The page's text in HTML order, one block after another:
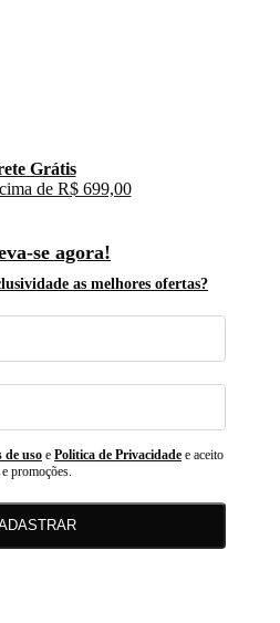
Grátis
de R$ 699,00
se agora!
as melhores ofertas?
de uso e Politica de Privacidade e aceito
promoções.